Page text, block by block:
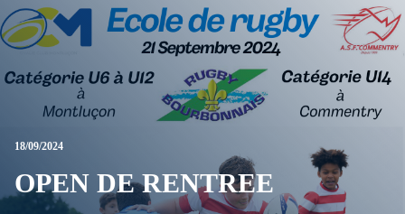
18/09/2024
OPEN DE RENTREE